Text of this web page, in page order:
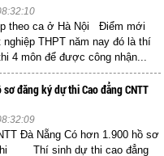
theo ca ở Hà Nội Điểm mới
THPT năm nay đó là thí
4 môn để được công nhận...
đăng ký dự thi Cao đẳng CNTT
Đà Nẵng Có hơn 1.900 hồ sơ
Thí sinh dự thi cao đẳng